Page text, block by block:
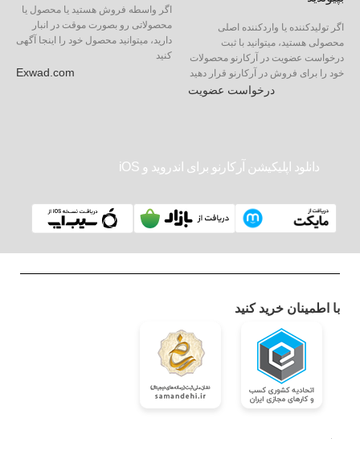
اگر تولیدکننده یا واردکننده اصلی
محصولی هستید، میتوانید با ثبت
درخواست عضویت در آرکارنو محصولات
خود را برای فروش در آرکارنو قرار دهید
درخواست عضویت
اگر واسطه فروش هستید یا محصول یا
محصولاتی رو بصورت موقت در انبار
دارید، میتوانید محصول خود را اینجا آگهی
کنید
Exwad.com
دانلود اپلیکیشن آرکارنو برای اندروید و iOS
با اطمینان خرید کنید